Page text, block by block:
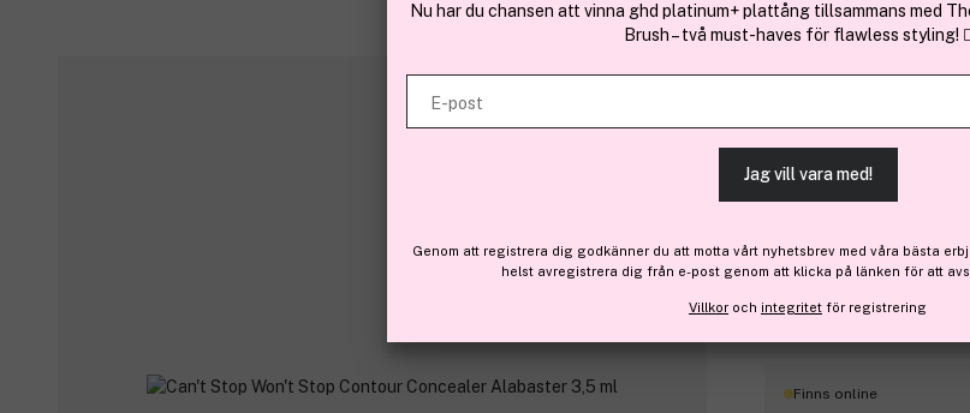
NYX
Can't Stop Won't
Bara 1 på lager
128 kr
Finns online
Nu har du chansen att vinna ghd platinum+ plattång tillsammans med
Brush – två must-haves för flawless styling!
E-post
Jag vill vara med!
Genom att registrera dig godkänner du att motta vårt nyhetsbrev med våra bästa
helst avregistrera dig från e-post genom att klicka på länken för att
Villkor och integritet för registrering